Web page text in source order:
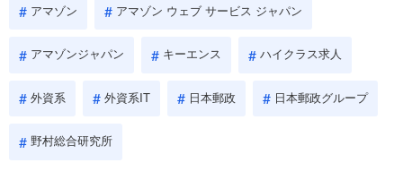
アマゾン アマゾン ウェブ サービス ジャパン
アマゾンジャパン キーエンス ハイクラス求人
外資系 外資系IT 日本郵政 日本郵政グループ
野村総合研究所